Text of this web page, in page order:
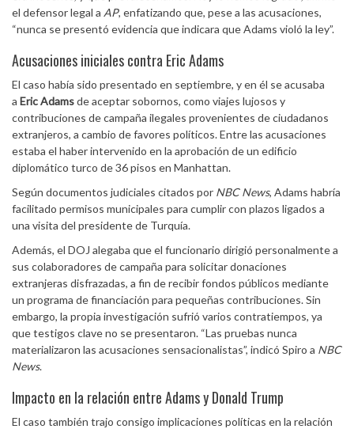
el defensor legal a AP, enfatizando que, pese a las acusaciones,
“nunca se presentó evidencia que indicara que Adams violó la ley”.
Acusaciones iniciales contra Eric Adams
El caso había sido presentado en septiembre, y en él se acusaba
a Eric Adamsde aceptar sobornos, como viajes lujosos y
contribuciones de campaña ilegales provenientes de ciudadanos
extranjeros, a cambio de favores políticos. Entre las acusaciones
estaba el haber intervenido en la aprobación de un edificio
diplomático turco de 36 pisos en Manhattan.
Según documentos judiciales citados por NBC News, Adams habría
facilitado permisos municipales para cumplir con plazos ligados a
una visita del presidente de Turquía.
Además, el DOJ alegaba que el funcionario dirigió personalmente a
sus colaboradores de campaña para solicitar donaciones
extranjeras disfrazadas, a fin de recibir fondos públicos mediante
un programa de financiación para pequeñas contribuciones. Sin
embargo, la propia investigación sufrió varios contratiempos, ya
que testigos clave no se presentaron. “Las pruebas nunca
materializaron las acusaciones sensacionalistas”, indicó Spiro a NBC
News.
Impacto en la relación entre Adams y Donald Trump
El caso también trajo consigo implicaciones políticas en la relación